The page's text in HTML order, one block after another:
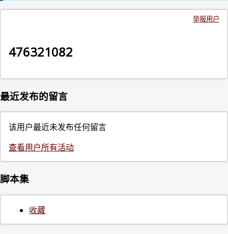
举报用户
476321082
最近发布的留言
该用户最近未发布任何留言
查看用户所有活动
脚本集
收藏